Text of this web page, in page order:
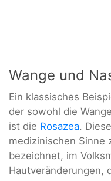
Wange und
Ein klassisches
der sowohl die
ist die Rosazea.
medizinischen Sinne
bezeichnet, im
Hautveränderungen,